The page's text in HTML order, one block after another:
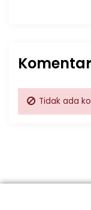
Tidak ada